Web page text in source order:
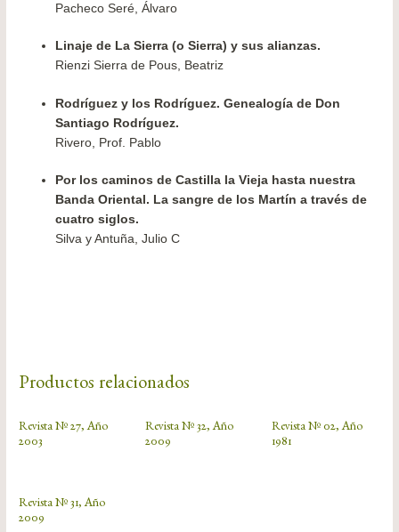
Pacheco Seré, Álvaro
Linaje de La Sierra (o Sierra) y sus alianzas.
Rienzi Sierra de Pous, Beatriz
Rodríguez y los Rodríguez. Genealogía de Don
Santiago Rodríguez.
Rivero, Prof. Pablo
Por los caminos de Castilla la Vieja hasta nuestra
Banda Oriental. La sangre de los Martín a través de
cuatro siglos.
Silva y Antuña, Julio C
Productos relacionados
Revista Nº 27, Año
2003
Revista Nº 32, Año
2009
Revista Nº 02, Año
1981
Revista Nº 31, Año
2009